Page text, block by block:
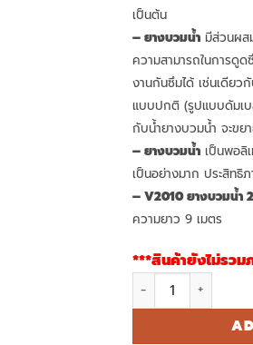
เป็นต้น
– ยางบวมน้ำ มีส่วนผส
ความสามารถในการดู
งานกันซึมได้ เช่นเดียว
แบบปกติ (รูปแบบดัมเ
กับน้ำยางบวมน้ำ จะข
– ยางบวมน้ำ เป็นพอลิ
เป็นอย่างมาก ประสิทธิ
– V2010 ยางบวมน้ำ
ความยาว 9 เมตร
***สินค้ายังไม่รวม
V2010 ยางบวมน้ำ